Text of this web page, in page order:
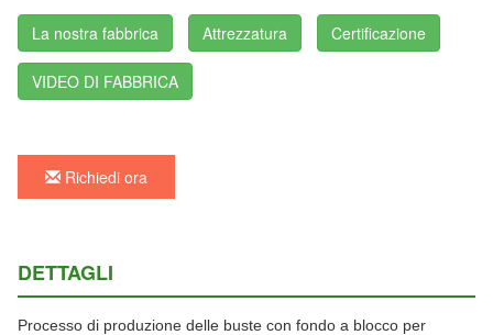
La nostra fabbrica Attrezzatura Certificazione
VIDEO DI FABBRICA
Richiedi ora
DETTAGLI
Processo di produzione delle buste con fondo a blocco per